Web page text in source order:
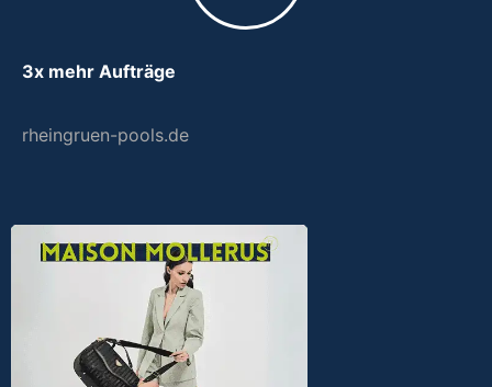
3x mehr Aufträge
rheingruen-pools.de